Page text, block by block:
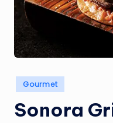
A
Z
I
N
E
Publicado
en
Gourmet
Sonora